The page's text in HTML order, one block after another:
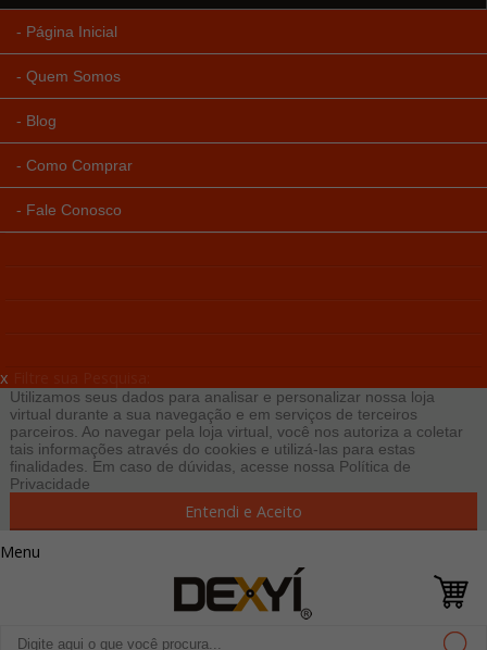
Página Inicial
Quem Somos
Blog
Como Comprar
Fale Conosco
x
Utilizamos seus dados para analisar e personalizar nossa loja
virtual durante a sua navegação e em serviços de terceiros
parceiros. Ao navegar pela loja virtual, você nos autoriza a coletar
tais informações através do cookies e utilizá-las para estas
finalidades. Em caso de dúvidas, acesse nossa Política de
Privacidade
Entendi e Aceito
Menu